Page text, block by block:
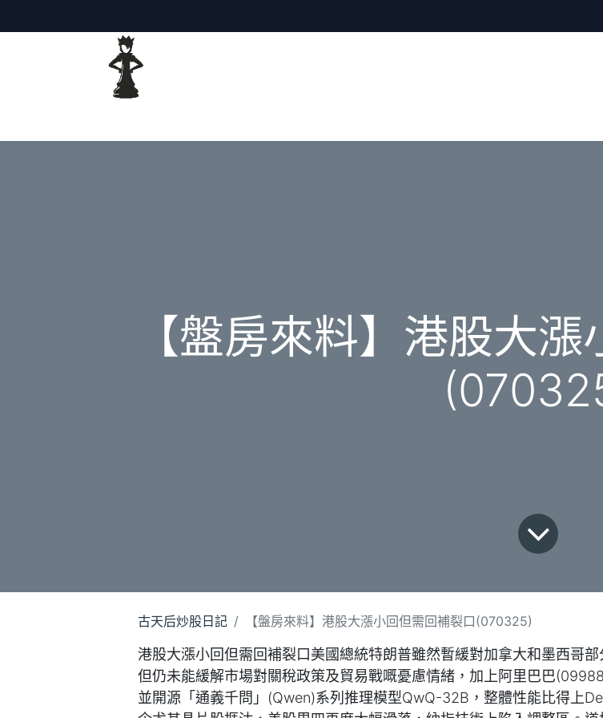
【盤房來料】港股大
古天后炒股日記 【盤房來料】港股大漲小回但需回補裂口(070325)
港股大漲小回但需回補裂口美國總統特朗普雖然暫緩對加拿大和墨西哥部
但仍未能緩解市場對關稅政策及貿易戰嘅憂慮情緒，加上阿里巴巴
並開源「通義千問」(Qwen)系列推理模型QwQ-32B，整體性能比得上